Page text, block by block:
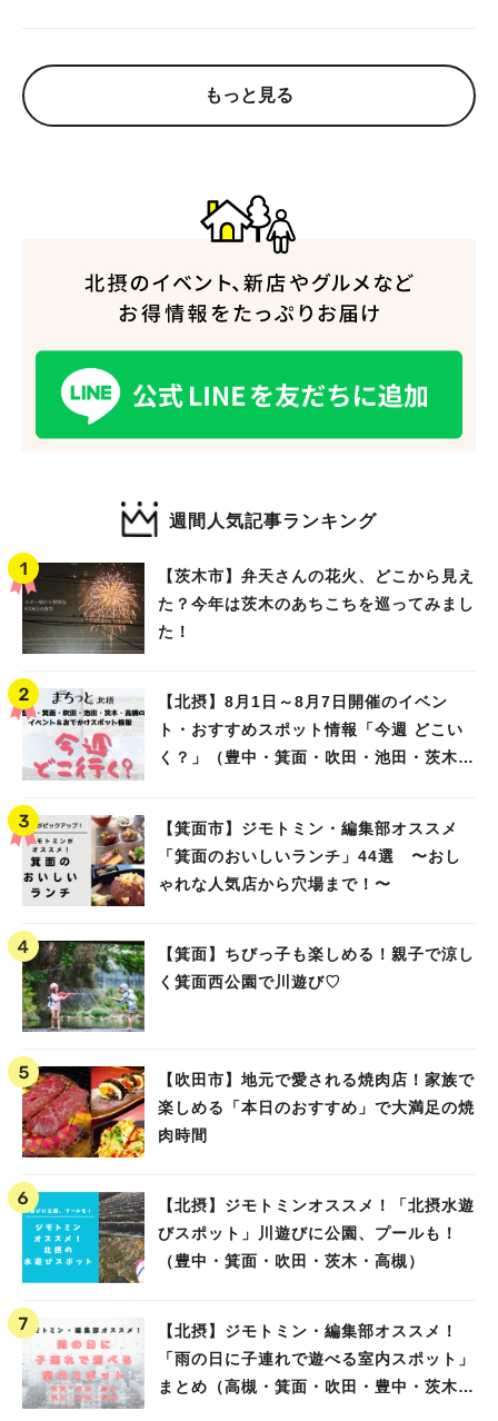
もっと見る
週間人気記事ランキング
【茨木市】弁天さんの花火、どこから見え
た？今年は茨木のあちこちを巡ってみまし
た！
【北摂】8月1日～8月7日開催のイベン
ト・おすすめスポット情報「今週 どこい
く？」（豊中・箕面・吹田・池田・茨木・
【箕面市】ジモトミン・編集部オススメ
「箕面のおいしいランチ」44選 〜おし
ゃれな人気店から穴場まで！〜
【箕面】ちびっ子も楽しめる！親子で涼し
く箕面西公園で川遊び♡
【吹田市】地元で愛される焼肉店！家族で
楽しめる「本日のおすすめ」で大満足の焼
肉時間
【北摂】ジモトミンオススメ！「北摂水遊
びスポット」川遊びに公園、プールも！
（豊中・箕面・吹田・茨木・高槻）
【北摂】ジモトミン・編集部オススメ！
「雨の日に子連れで遊べる室内スポット」
まとめ（高槻・箕面・吹田・豊中・茨木・
#自然とふれあう #ランチ
#大阪学院大 商品開発プロジェクト